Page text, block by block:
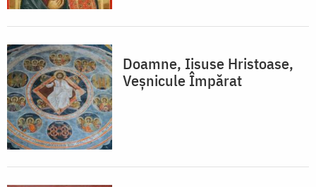
Doamne, Iisuse Hristoase,
Veşnicule Împărat